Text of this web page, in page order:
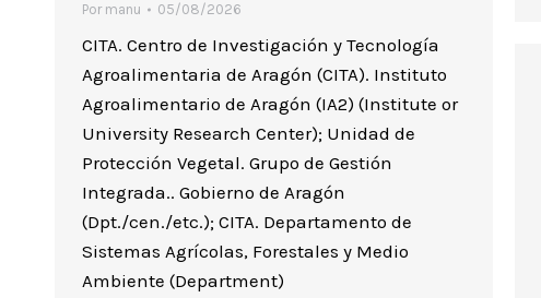
Por manu 05/08/2026
CITA. Centro de Investigación y Tecnología
Agroalimentaria de Aragón (CITA). Instituto
Agroalimentario de Aragón (IA2) (Institute or
University Research Center); Unidad de
Protección Vegetal. Grupo de Gestión
Integrada.. Gobierno de Aragón
(Dpt./cen./etc.); CITA. Departamento de
Sistemas Agrícolas, Forestales y Medio
Ambiente (Department)